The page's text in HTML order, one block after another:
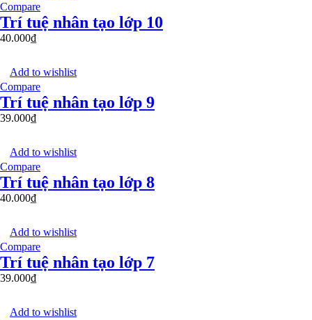
Compare
Trí tuệ nhân tạo lớp 10
40.000₫
Add to wishlist
Compare
Trí tuệ nhân tạo lớp 9
39.000₫
Add to wishlist
Compare
Trí tuệ nhân tạo lớp 8
40.000₫
Add to wishlist
Compare
Trí tuệ nhân tạo lớp 7
39.000₫
Add to wishlist